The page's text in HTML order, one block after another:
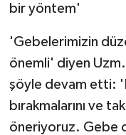
bir yöntem'
'Gebelerimizin
önemli' diyen
şöyle devam etti:
bırakmalarını ve
öneriyoruz. Gebe